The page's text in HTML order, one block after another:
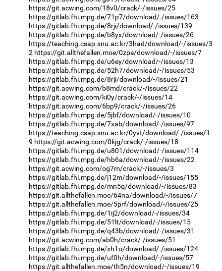
https://git.acwing.com/18v0/crack/-/issues/25
https://gitlab.fhi.mpg.de/71p7/download/-/issues/163
https://gitlab.fhi.mpg.de/8rji/download/-/issues/139
https://gitlab.fhi.mpg.de/b8yx/download/-/issues/26
https://teaching.csap.snu.ac.kr/3had/download/-/issues/3
2 https://git.allthefallen.moe/0zpe/download/-/issues/7
https://gitlab.fhi.mpg.de/u6ey/download/-/issues/13
https://gitlab.fhi.mpg.de/52h7/download/-/issues/53
https://gitlab.fhi.mpg.de/8rji/download/-/issues/21
https://git.acwing.com/b8md/crack/-/issues/22
https://git.acwing.com/ki0y/crack/-/issues/14
https://git.acwing.com/6bp9/crack/-/issues/26
https://gitlab.fhi.mpg.de/5jbf/download/-/issues/10
https://gitlab.fhi.mpg.de/7xab/download/-/issues/97
https://teaching.csap.snu.ac.kr/0yvt/download/-/issues/1
9 https://git.acwing.com/0kjg/crack/-/issues/18
https://gitlab.fhi.mpg.de/u801/download/-/issues/114
https://gitlab.fhi.mpg.de/hb6a/download/-/issues/22
https://git.acwing.com/og7m/crack/-/issues/3
https://gitlab.fhi.mpg.de/j12m/download/-/issues/155
https://gitlab.fhi.mpg.de/mn5q/download/-/issues/83
https://git.allthefallen.moe/64na/download/-/issues/7
https://git.allthefallen.moe/5prf/download/-/issues/25
https://gitlab.fhi.mpg.de/1ij2/download/-/issues/34
https://gitlab.fhi.mpg.de/51lt/download/-/issues/15
https://gitlab.fhi.mpg.de/q43b/download/-/issues/31
https://git.acwing.com/ab0h/crack/-/issues/51
https://gitlab.fhi.mpg.de/xh1o/download/-/issues/124
https://gitlab.fhi.mpg.de/uf0h/download/-/issues/57
https://git.allthefallen.moe/th5n/download/-/issues/19